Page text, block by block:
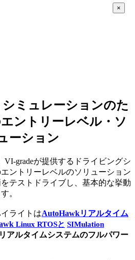
シミュレーションのた
ントリーレベル・ソ
ーション
VI-gradeが提供するドライビングシ
ントリーレベルのソリューション
テストドライブし、基本的な挙動
。
ライトはAutoHawkリアルタイム
Linux RTOSと SIMulation
アルタイムシステムのフルパワー
×